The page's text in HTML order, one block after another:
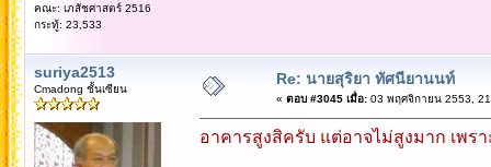
คณะ: เภสัชศาสตร์ 2516
กระทู้: 23,533
suriya2513
Cmadong ชั้นเซียน
Re: นายสุริยา ทัศนียานนท์
« ตอบ #3045 เมื่อ:03 พฤศจิกายน 2553,
อาคารสูงสิครับ แต่อาจไม่สูงมาก เพร